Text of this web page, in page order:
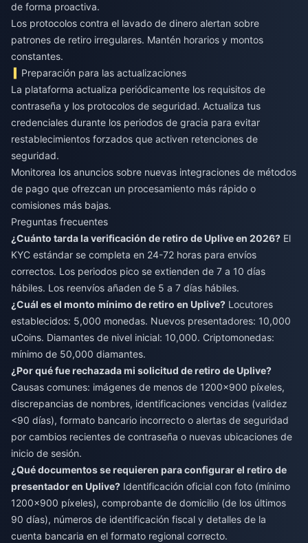
de forma proactiva.
Los protocolos contra el lavado de dinero alertan sobre
patrones de retiro irregulares. Mantén horarios y montos
constantes.
Preparación para las actualizaciones
La plataforma actualiza periódicamente los requisitos de
contraseña y los protocolos de seguridad. Actualiza tus
credenciales durante los periodos de gracia para evitar
restablecimientos forzados que activen retenciones de
seguridad.
Monitorea los anuncios sobre nuevas integraciones de métodos
de pago que ofrezcan un procesamiento más rápido o
comisiones más bajas.
Preguntas frecuentes
¿Cuánto tarda la verificación de retiro de Uplive en 2026? El
KYC estándar se completa en 24-72 horas para envíos
correctos. Los periodos pico se extienden de 7 a 10 días
hábiles. Los reenvíos añaden de 5 a 7 días hábiles.
¿Cuál es el monto mínimo de retiro en Uplive? Locutores
establecidos: 5,000 monedas. Nuevos presentadores: 10,000
uCoins. Diamantes de nivel inicial: 10,000. Criptomonedas:
mínimo de 50,000 diamantes.
¿Por qué fue rechazada mi solicitud de retiro de Uplive?
Causas comunes: imágenes de menos de 1200x900 píxeles,
discrepancias de nombres, identificaciones vencidas (validez
<90 días), formato bancario incorrecto o alertas de seguridad
por cambios recientes de contraseña o nuevas ubicaciones de
inicio de sesión.
¿Qué documentos se requieren para configurar el retiro de
presentador en Uplive? Identificación oficial con foto (mínimo
1200x900 píxeles), comprobante de domicilio (de los últimos
90 días), números de identificación fiscal y detalles de la
cuenta bancaria en el formato regional correcto.